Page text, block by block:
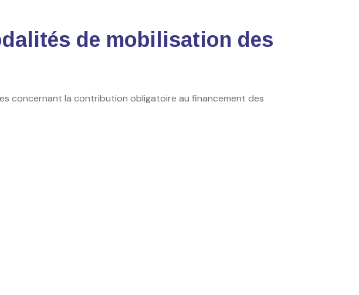
de mobilisation des
concernant la contribution obligatoire au financement des